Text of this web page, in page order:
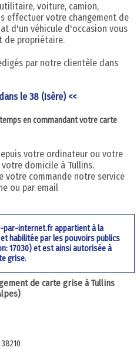
voiture, camion,
effectuer votre changement de
d'un véhicule d'occasion vous
de propriétaire.
par notre clientèle dans
le 38 (Isère) <<
en commandant votre carte
votre ordinateur ou votre
domicile à Tullins.
votre commande notre service
ou par email
internet.fr appartient à la
habilitée par les pouvoirs publics
17030) et est ainsi autorisée à
grise.
de carte grise à Tullins